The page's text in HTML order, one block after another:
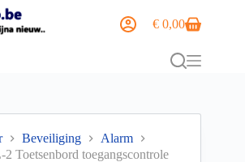
€ 0,00
Beveiliging
Alarm
Toetsenbord toegangscontrole